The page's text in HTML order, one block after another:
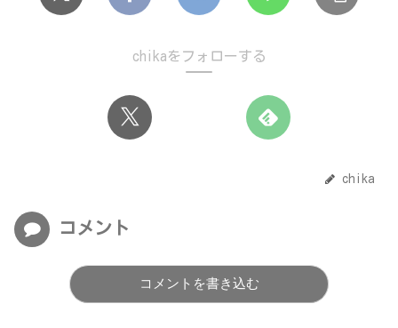
chikaをフォローする
chika
コメント
コメントを書き込む